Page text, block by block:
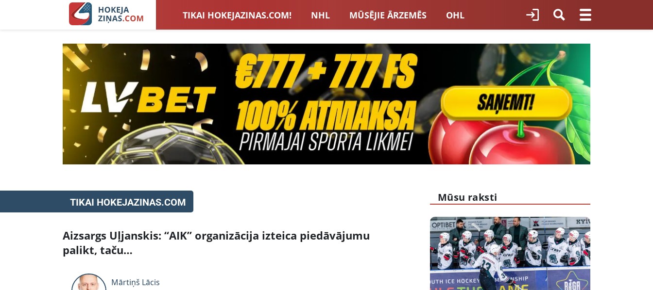
TIKAI HOKEJAZINAS.COM! NHL MŪSĒJIE ĀRZEMĒS OHL
LATVIJAS IZLASE EIROPA LVBET BONUSI JAUNATNES HOKEJS
SIEVIEŠU HOKEJS BLOGI INTERVIJAS TOTALIZATORI LATVIJĀ
TOTALIZATORU BONUSI VISAS ZIŅAS
TIKAI HOKEJAZINAS.COM
Aizsargs Uļjanskis: “AIK” organizācija izteica piedāvājumu
palikt, taču…
Mārtiņš Lācis
Mūsu raksti